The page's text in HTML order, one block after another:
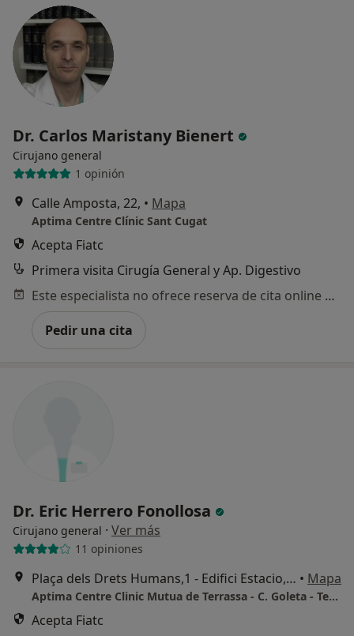
Dr. Carlos Maristany Bienert
Cirujano general
1 opinión
Calle Amposta, 22, • Mapa
Aptima Centre Clínic Sant Cugat
Acepta Fiatc
Primera visita Cirugía General y Ap. Digestivo
Este especialista no ofrece reserva de cita online en esta dirección.
Pedir una cita
Dr. Eric Herrero Fonollosa
Cirujano general · Ver más
11 opiniones
Plaça dels Drets Humans,1 - Edifici Estacio, Terrassa • Mapa
Aptima Centre Clinic Mutua de Terrassa - C. Goleta - Terrassa
Acepta Fiatc